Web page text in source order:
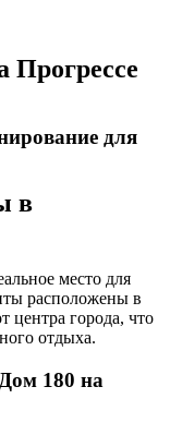
для
в
место для
расположены в
центра города, что
отдыха.
180 на